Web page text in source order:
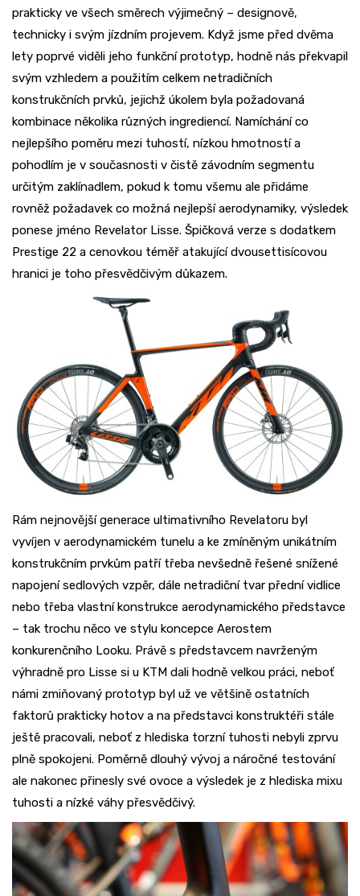
prakticky ve všech směrech výjimečný – designově,
technicky i svým jízdním projevem. Když jsme před dvěma
lety poprvé viděli jeho funkční prototyp, hodně nás překvapil
svým vzhledem a použitím celkem netradičních
konstrukčních prvků, jejichž úkolem byla požadovaná
kombinace několika různých ingrediencí. Namíchání co
nejlepšího poměru mezi tuhostí, nízkou hmotností a
pohodlím je v současnosti v čistě závodním segmentu
určitým zaklínadlem, pokud k tomu všemu ale přidáme
rovněž požadavek co možná nejlepší aerodynamiky, výsledek
ponese jméno Revelator Lisse. Špičková verze s dodatkem
Prestige 22 a cenovkou téměř atakující dvousettisícovou
hranici je toho přesvědčivým důkazem.
Rám nejnovější generace ultimativního Revelatoru byl
vyvíjen v aerodynamickém tunelu a ke zmíněným unikátním
konstrukčním prvkům patří třeba nevšedně řešené snížené
napojení sedlových vzpěr, dále netradiční tvar přední vidlice
nebo třeba vlastní konstrukce aerodynamického představce
– tak trochu něco ve stylu koncepce Aerostem
konkurenčního Looku. Právě s představcem navrženým
výhradně pro Lisse si u KTM dali hodně velkou práci, neboť
námi zmiňovaný prototyp byl už ve většině ostatních
faktorů prakticky hotov a na představci konstruktéři stále
ještě pracovali, neboť z hlediska torzní tuhosti nebyli zprvu
plně spokojeni. Poměrně dlouhý vývoj a náročné testování
ale nakonec přinesly své ovoce a výsledek je z hlediska mixu
tuhosti a nízké váhy přesvědčivý.